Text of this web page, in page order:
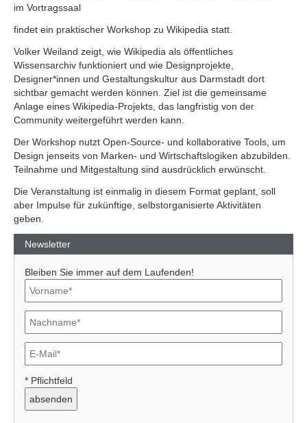
im Vortragssaal
findet ein praktischer Workshop zu Wikipedia statt.
Volker Weiland zeigt, wie Wikipedia als öffentliches
Wissensarchiv funktioniert und wie Designprojekte,
Designer*innen und Gestaltungskultur aus Darmstadt dort
sichtbar gemacht werden können. Ziel ist die gemeinsame
Anlage eines Wikipedia-Projekts, das langfristig von der
Community weitergeführt werden kann.
Der Workshop nutzt Open-Source- und kollaborative Tools, um
Design jenseits von Marken- und Wirtschaftslogiken abzubilden.
Teilnahme und Mitgestaltung sind ausdrücklich erwünscht.
Die Veranstaltung ist einmalig in diesem Format geplant, soll
aber Impulse für zukünftige, selbstorganisierte Aktivitäten
geben.
Newsletter
Bleiben Sie immer auf dem Laufenden!
* Pflichtfeld